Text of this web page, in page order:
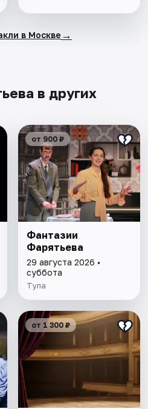
в Москве →
в других
от 900 ₽
Фантазии
Фарятьева
29 августа 2026 •
суббота
Тула
от 1 300 ₽